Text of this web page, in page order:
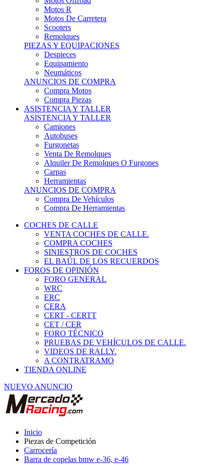
Motos R
Motos De Carretera
Scooters
Remolques
PIEZAS Y EQUIPACIONES
Despieces
Equipamiento
Neumáticos
ANUNCIOS DE COMPRA
Compra Motos
Compra Piezas
ASISTENCIA Y TALLER
ASISTENCIA Y TALLER
Camiones
Autobuses
Furgonetas
Venta De Remolques
Alquiler De Remolques O Furgones
Carpas
Herramientas
ANUNCIOS DE COMPRA
Compra De Vehículos
Compra De Herramientas
COCHES DE CALLE
VENTA COCHES DE CALLE.
COMPRA COCHES
SINIESTROS DE COCHES
EL BAÚL DE LOS RECUERDOS
FOROS DE OPINIÓN
FORO GENERAL
WRC
ERC
CERA
CERT - CERTT
CET / CER
FORO TÉCNICO
PRUEBAS DE VEHÍCULOS DE CALLE.
VIDEOS DE RALLY.
A CONTRATRAMO
TIENDA ONLINE
NUEVO ANUNCIO
Inicio
Piezas de Competición
Carrocería
Barra de copelas bmw e-36, e-46